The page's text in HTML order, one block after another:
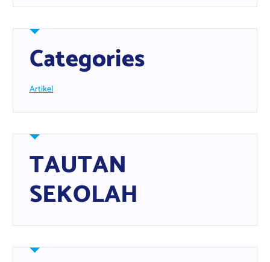
Categories
Artikel
TAUTAN
SEKOLAH